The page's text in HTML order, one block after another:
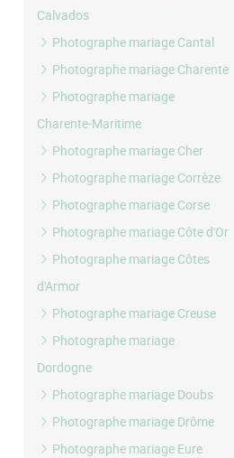
Calvados
Photographe mariage Cantal
Photographe mariage Charente
Photographe mariage
Charente-Maritime
Photographe mariage Cher
Photographe mariage Corrèze
Photographe mariage Corse
Photographe mariage Côte d'Or
Photographe mariage Côtes
d'Armor
Photographe mariage Creuse
Photographe mariage
Dordogne
Photographe mariage Doubs
Photographe mariage Drôme
Photographe mariage Eure